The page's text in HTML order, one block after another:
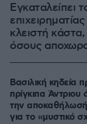
Εγκαταλείπει
κλειστή
όσους
Βασιλική κηδεία
πρίγκιπα
την αποκαθήλωσή
για το «μυστικό